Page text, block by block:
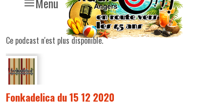
Ce podcast n'est plus disponible.
Fonkadelica du 15 12 2020